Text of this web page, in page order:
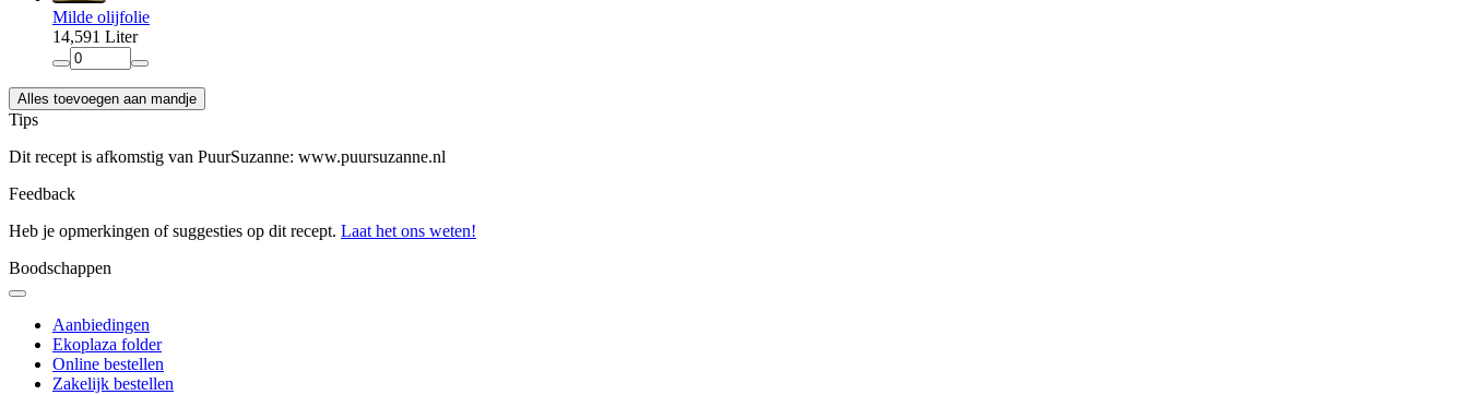
Milde olijfolie
14,591 Liter
Alles toevoegen aan mandje
Tips
Dit recept is afkomstig van PuurSuzanne: www.puursuzanne.nl
Feedback
Heb je opmerkingen of suggesties op dit recept. Laat het ons weten!
Boodschappen
Aanbiedingen
Ekoplaza folder
Online bestellen
Zakelijk bestellen